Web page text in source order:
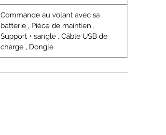
Commande au volant avec sa
batterie , Pièce de maintien ,
Support + sangle , Câble USB de
charge , Dongle